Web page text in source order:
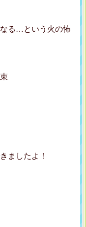
る…という火の怖
ましたよ！